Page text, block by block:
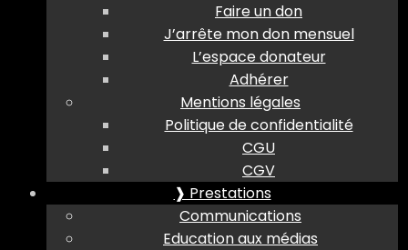
Faire un don
J’arrête mon don mensuel
L’espace donateur
Adhérer
Mentions légales
Politique de confidentialité
CGU
CGV
❱ Prestations
Communications
Education aux médias